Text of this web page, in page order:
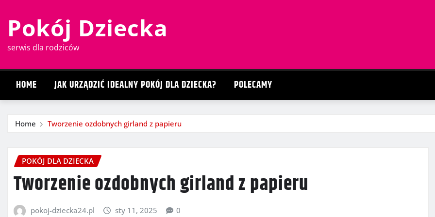
content
Pokój Dziecka
serwis dla rodziców
HOME JAK URZĄDZIĆ IDEALNY POKÓJ DLA DZIECKA? POLECAMY
Home Tworzenie ozdobnych girland z papieru
POKÓJ DLA DZIECKA
Tworzenie ozdobnych girland z papieru
pokoj-dziecka24.pl sty 11, 2025 0